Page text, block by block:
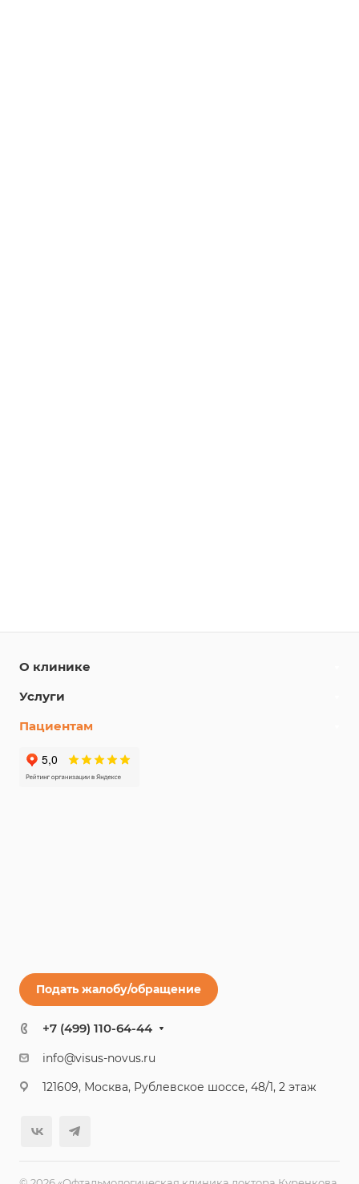
О клинике
Услуги
Пациентам
Подать жалобу/обращение
+7 (499) 110-64-44
info@visus-novus.ru
121609, Москва, Рублевское шоссе, 48/1, 2 этаж